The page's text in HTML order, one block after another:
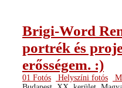
Brigi-Word
portrék és
erősségem. :)
01 Fotós Helyszíni fotós